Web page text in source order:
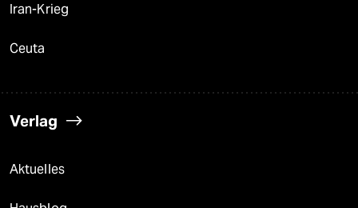
Iran-Krieg
Ceuta
Verlag
Aktuelles